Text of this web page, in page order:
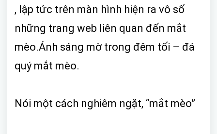
, lập tức trên màn hình hiện ra vô số
những trang web liên quan đến mắt
mèo.Ánh sáng mờ trong đêm tối – đá
quý mắt mèo.
Nói một cách nghiêm ngặt, “mắt mèo”